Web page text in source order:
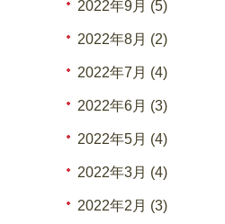
2022年9月 (5)
2022年8月 (2)
2022年7月 (4)
2022年6月 (3)
2022年5月 (4)
2022年3月 (4)
2022年2月 (3)